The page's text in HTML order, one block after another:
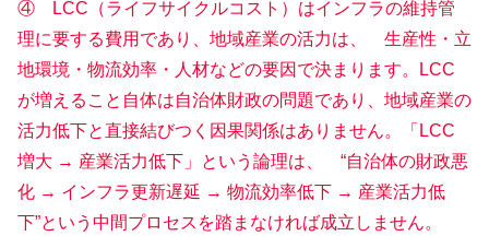
④ LCC（ライフサイクルコスト）はインフラの維持管
理に要する費用であり、地域産業の活力は、 生産性・立
地環境・物流効率・人材などの要因で決まります。LCC
が増えること自体は自治体財政の問題であり、地域産業の
活力低下と直接結びつく因果関係はありません。「LCC
増大 → 産業活力低下」という論理は、 “自治体の財政悪
化 → インフラ更新遅延 → 物流効率低下 → 産業活力低
下”という中間プロセスを踏まなければ成立しません。